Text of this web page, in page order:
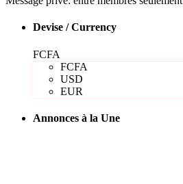
Devise / Currency
FCFA
FCFA
USD
EUR
Annonces à la Une